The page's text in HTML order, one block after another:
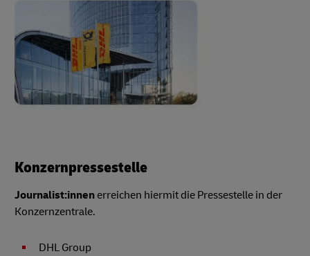
Konzernpressestelle
Journalist:innen erreichen hiermit die Pressestelle in der
Konzernzentrale.
DHL Group